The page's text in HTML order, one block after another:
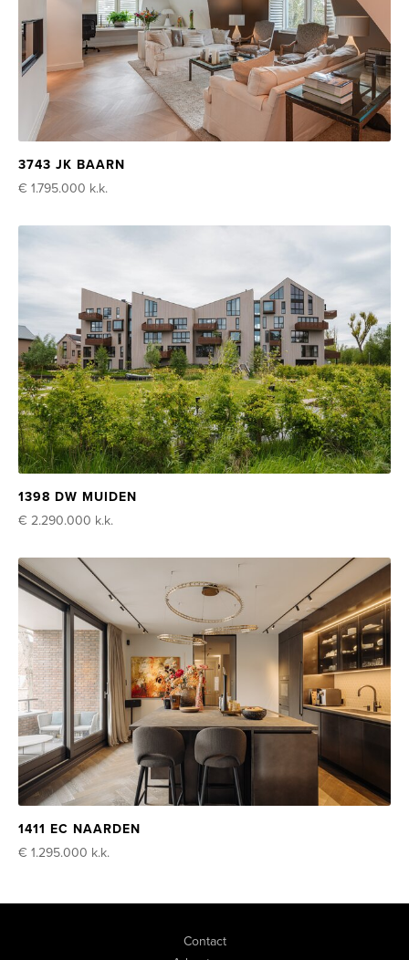
3743 JK BAARN
€ 1.795.000 k.k.
1398 DW MUIDEN
€ 2.290.000 k.k.
1411 EC NAARDEN
€ 1.295.000 k.k.
Contact